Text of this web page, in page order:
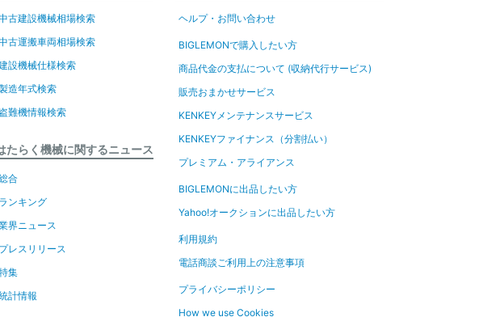
古建設機械相場検索
古運搬車両相場検索
設機械仕様検索
造年式検索
難機情報検索
たらく機械に関するニュース
合
ランキング
界ニュース
プレスリリース
集
計情報
ヘルプ・お問い合わせ
BIGLEMONで購入したい方
商品代金の支払について (収納代行サービス)
販売おまかせサービス
KENKEYメンテナンスサービス
KENKEYファイナンス（分割払い）
プレミアム・アライアンス
BIGLEMONに出品したい方
Yahoo!オークションに出品したい方
利用規約
電話商談ご利用上の注意事項
プライバシーポリシー
How we use Cookies